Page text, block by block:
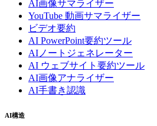
AI画像サマライザー
YouTube 動画サマライザー
ビデオ要約
AI PowerPoint要約ツール
AIノートジェネレーター
AI ウェブサイト要約ツール
AI画像アナライザー
AI手書き認識
AI構造